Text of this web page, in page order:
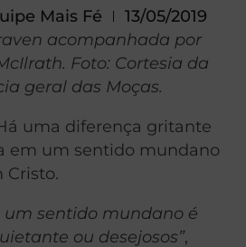
Mais Fé
13/05/2019
acompanhada por
Foto: Cortesia da
geral das Moças.
uma diferença gritante
em um sentido mundano
Cristo.
um sentido mundano é
ou desejosos”,